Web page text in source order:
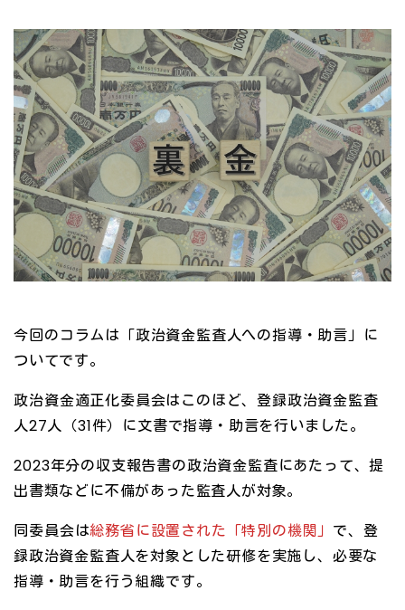
今回のコラムは「政治資金監査人への指導・助言」に
ついてです。
政治資金適正化委員会はこのほど、登録政治資金監査
人27人（31件）に文書で指導・助言を行いました。
2023年分の収支報告書の政治資金監査にあたって、提
出書類などに不備があった監査人が対象。
同委員会は総務省に設置された「特別の機関」 で、登
録政治資金監査人を対象とした研修を実施し、必要な
指導・助言を行う組織です。